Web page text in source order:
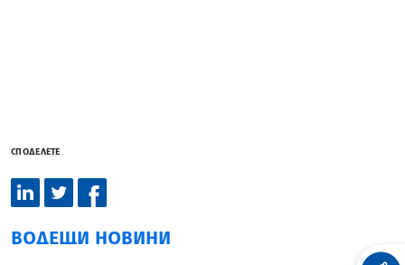
СПОДЕЛЕТЕ
ВОДЕЩИ НОВИНИ